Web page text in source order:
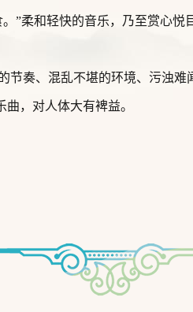
”柔和轻快的音乐，乃至赏心
节奏、混乱不堪的环境、污浊
，对人体大有裨益。